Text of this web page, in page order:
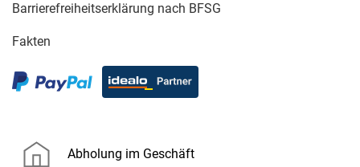
Barrierefreiheitserklärung nach BFSG
Fakten
Abholung im Geschäft